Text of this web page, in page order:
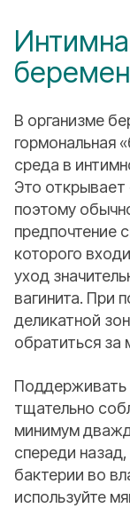
В организме
гормональная
среда в
Это открывает
поэтому
предпочтение
которого
уход
вагинита. При
деликатной
обратиться
Поддерживать
тщательно
минимум
спереди
бактерии во
используйте